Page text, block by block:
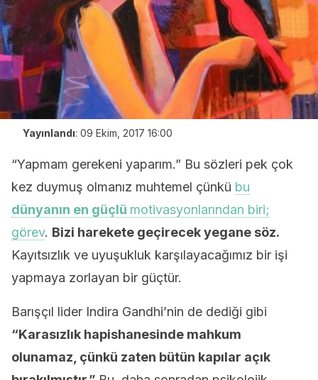
Yayınlandı: 09 Ekim, 2017 16:00
“Yapmam gerekeni yaparım.” Bu sözleri pek çok
kez duymuş olmanız muhtemel çünkü bu
dünyanın en güçlü motivasyonlarından biri;
görev. Bizi harekete geçirecek yegane söz.
Kayıtsızlık ve uyuşukluk karşılayacağımız bir işi
yapmaya zorlayan bir güçtür.
Barışçıl lider Indira Gandhi’nin de dediği gibi
“Karasızlık hapishanesinde mahkum
olunamaz, çünkü zaten bütün kapılar açık